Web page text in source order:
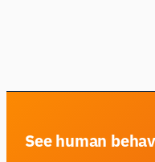
See human